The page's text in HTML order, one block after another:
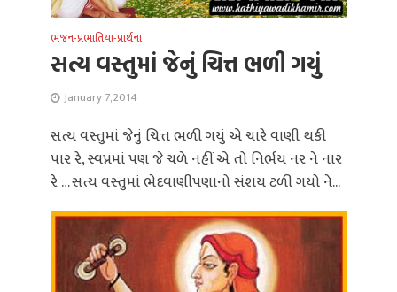
ભજન-પ્રભાતિયા-પ્રાર્થના
સત્ય વસ્તુમાં જેનું ચિત્ત ભળી ગયું
January 7, 2014
સત્ય વસ્તુમાં જેનું ચિત્ત ભળી ગયું એ ચારે વાણી થકી
પાર રે, સ્વપ્નમાં પણ જે ચળે નહીં એ તો નિર્ભય નર ને નાર
રે … સત્ય વસ્તુમાં ભેદવાણીપણાનો સંશય ટળી ગયો ને...